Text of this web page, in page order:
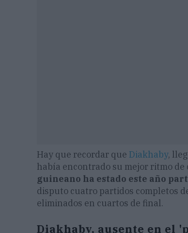
Hay que recordar que Diakhaby,
había encontrado su mejor ritmo de
guineano ha estado este año
disputo cuatro partidos completos
eliminados en cuartos de final.
Diakhaby, ausente en el